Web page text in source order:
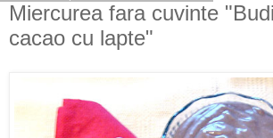
Miercurea fara cuvinte
cacao cu lapte"